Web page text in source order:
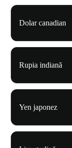
Dolar canadian
Rupia indiană
Yen japonez